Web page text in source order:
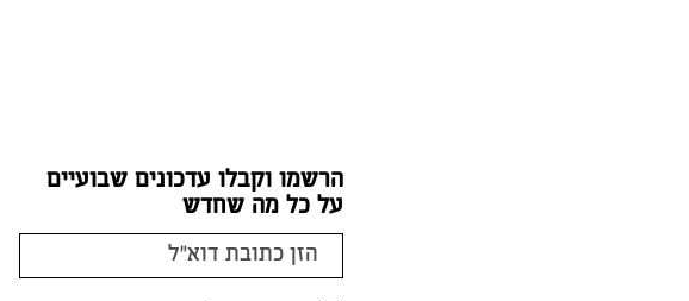
הרשמו וקבלו עדכונים שבועיים
על כל מה שחדש